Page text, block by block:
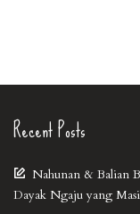
Recent Posts
Nahunan & Balian
Dayak Ngaju yang